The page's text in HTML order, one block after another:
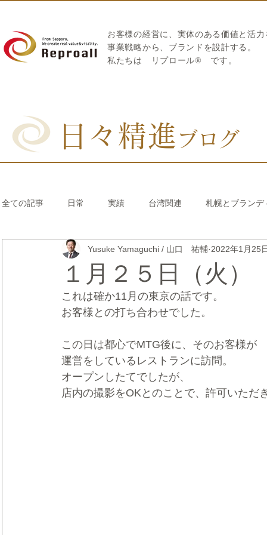
お客様の経営に、実体のある価値と活
​事業戦略から、ブランドを設計する。
私たちは
リプロール® です。
日々精進 ブログ
全ての記事 日常 実績 台湾関連 札幌とブランデ
リブランディング® さとうきび繊維のストロー 中国
CRMブランディング® デジタルマーケティングブランデ
１月２５日（火
Yusuke Yamaguchi / 山口 祐輔 2022年1月25
これは確か11月の東京の話です。
お客様との打ち合わせでした。
この日は都心でMTG後に、そのお客様が
運営をしているレストランに訪問。
オープンしたてでしたが、
店内の撮影をOKとのことで、許可いただ